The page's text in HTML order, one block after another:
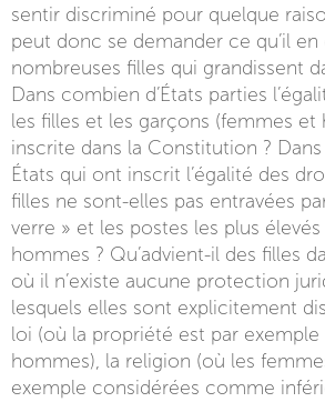
sentir discriminé pour quelque
peut donc se demander ce qu’il en
nombreuses filles qui grandissent
Dans combien d’États parties
les filles et les garçons (femmes
inscrite dans la Constitution ?
États qui ont inscrit l’égalité des
filles ne sont-elles pas entravées
verre » et les postes les plus élevés
hommes ? Qu’advient-il des filles
où il n’existe aucune protection
lesquels elles sont explicitement
loi (où la propriété est par exemple
hommes), la religion (où les
exemple considérées comme